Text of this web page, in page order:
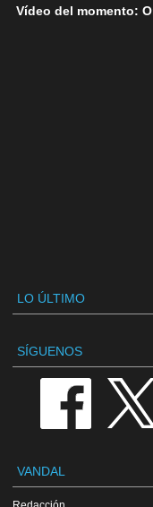
Vídeo del momento:
LO ÚLTIMO
SÍGUENOS
VANDAL
Redacción